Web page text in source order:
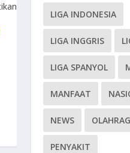
LIGA INDONESIA
LIGA INGGRIS
LIGA SPANYOL
MANFAAT
NEWS
PENYAKIT